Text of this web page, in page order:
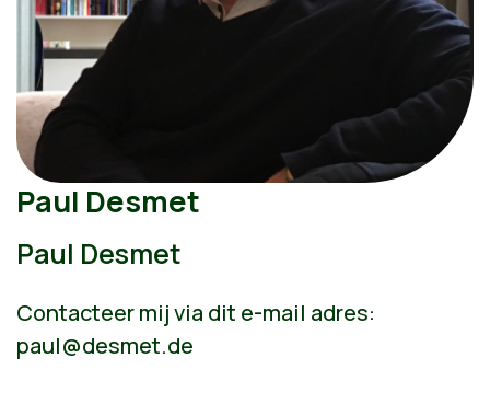
Paul Desmet
Paul Desmet
Contacteer mij via dit e-mail adres:
paul@desmet.de